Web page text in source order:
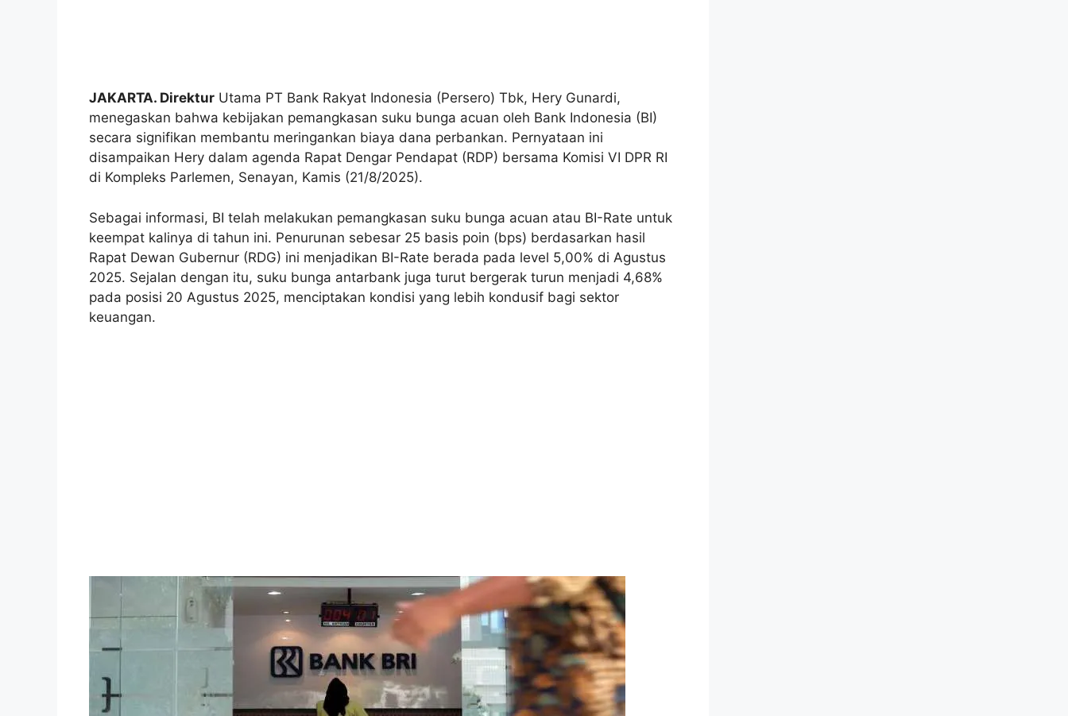
JAKARTA. Direktur Utama PT Bank Rakyat Indonesia (Persero) Tbk, Hery Gunardi,
menegaskan bahwa kebijakan pemangkasan suku bunga acuan oleh Bank Indonesia (BI)
secara signifikan membantu meringankan biaya dana perbankan. Pernyataan ini
disampaikan Hery dalam agenda Rapat Dengar Pendapat (RDP) bersama Komisi VI DPR RI
di Kompleks Parlemen, Senayan, Kamis (21/8/2025).
Sebagai informasi, BI telah melakukan pemangkasan suku bunga acuan atau BI-Rate untuk
keempat kalinya di tahun ini. Penurunan sebesar 25 basis poin (bps) berdasarkan hasil
Rapat Dewan Gubernur (RDG) ini menjadikan BI-Rate berada pada level 5,00% di Agustus
2025. Sejalan dengan itu, suku bunga antarbank juga turut bergerak turun menjadi 4,68%
pada posisi 20 Agustus 2025, menciptakan kondisi yang lebih kondusif bagi sektor
keuangan.